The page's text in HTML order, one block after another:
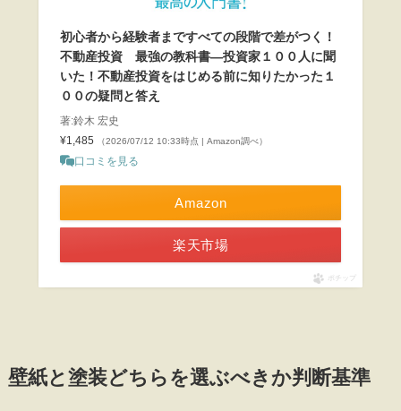
初心者から経験者まですべての段階で差がつく！
不動産投資 最強の教科書―投資家１００人に聞
いた！不動産投資をはじめる前に知りたかった１
００の疑問と答え
著:鈴木 宏史
¥1,485
（2026/07/12 10:33時点 | Amazon調べ）
口コミを見る
Amazon
楽天市場
ポチップ
壁紙と塗装どちらを選ぶべきか判断基準